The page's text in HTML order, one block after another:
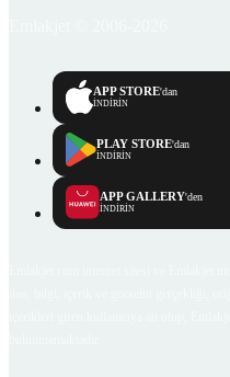
APP STORE'dan
İNDİRİN
PLAY STORE'dan
İNDİRİN
APP GALLERY'den
İNDİRİN